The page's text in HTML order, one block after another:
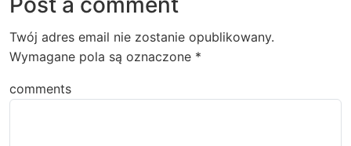
Twój adres email nie zostanie opublikowany.
Wymagane pola są oznaczone *
comments